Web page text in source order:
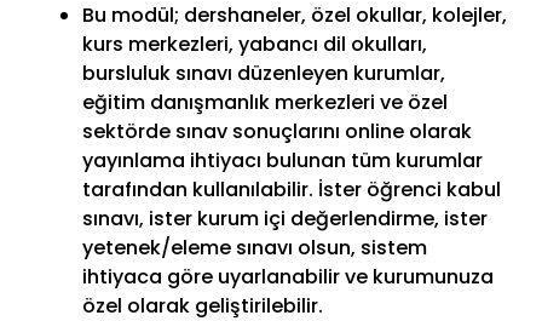
Bu modül; dershaneler, özel okullar, kolejler,
kurs merkezleri, yabancı dil okulları,
bursluluk sınavı düzenleyen kurumlar,
eğitim danışmanlık merkezleri ve özel
sektörde sınav sonuçlarını online olarak
yayınlama ihtiyacı bulunan tüm kurumlar
tarafından kullanılabilir. İster öğrenci kabul
sınavı, ister kurum içi değerlendirme, ister
yetenek/eleme sınavı olsun, sistem
ihtiyaca göre uyarlanabilir ve kurumunuza
özel olarak geliştirilebilir.